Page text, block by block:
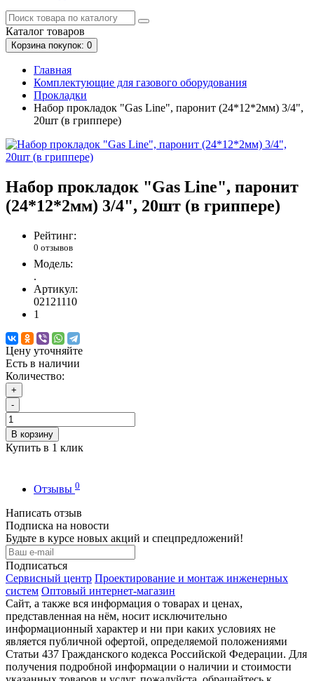
Каталог товаров
Корзинапокупок: 0
Главная
Комплектующие для газового оборудования
Прокладки
Набор прокладок "Gas Line", паронит (24*12*2мм) 3/4",
20шт (в гриппере)
Набор прокладок "Gas Line", паронит
(24*12*2мм) 3/4", 20шт (в гриппере)
Рейтинг:
0 отзывов
Модель:
.
Артикул:
02121110
1
Цену уточняйте
Есть в наличии
Количество:
+
-
В корзину
Купить в 1 клик
Отзывы 0
Написать отзыв
Подписка на новости
Будьте в курсе новых акций и спецпредложений!
Подписаться
Сервисный центр Проектирование и монтаж инженерных
систем Оптовый интернет-магазин
Сайт, а также вся информация о товарах и ценах,
представленная на нём, носит исключительно
информационный характер и ни при каких условиях не
является публичной офертой, определяемой положениями
Статьи 437 Гражданского кодекса Российской Федерации. Для
получения подробной информации о наличии и стоимости